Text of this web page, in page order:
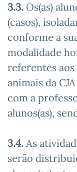
3.3. Os(as)
(casos),
conforme a
modalidade
referentes
animais da
com a
alunos(as),
3.4. As
serão